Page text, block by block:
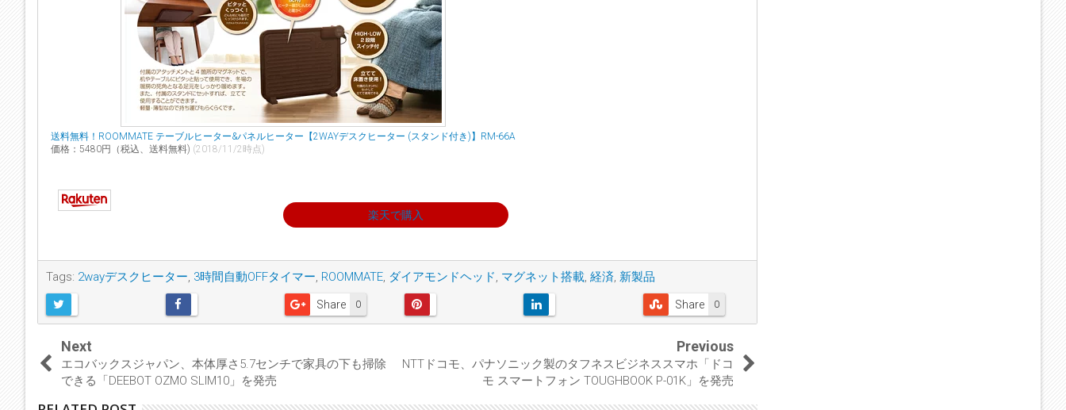
送料無料！ROOMMATE テーブルヒーター&パネルヒーター【2WAYデスクヒーター (スタンド付き)】RM-66A
価格：5480円（税込、送料無料) (2018/11/2時点)
楽天で購入
Tags: 2wayデスクヒーター, 3時間自動OFFタイマー, ROOMMATE, ダイアモンドヘッド, マグネット搭載, 経済, 新製品
0
Share 0
Share
Next
エコバックスジャパン、本体厚さ5.7センチで家具の下も掃除
できる「DEEBOT OZMO SLIM10」を発売
Previous
NTTドコモ、パナソニック製のタフネスビジネススマホ「ドコ
モ スマートフォン TOUGHBOOK P-01K」を発売